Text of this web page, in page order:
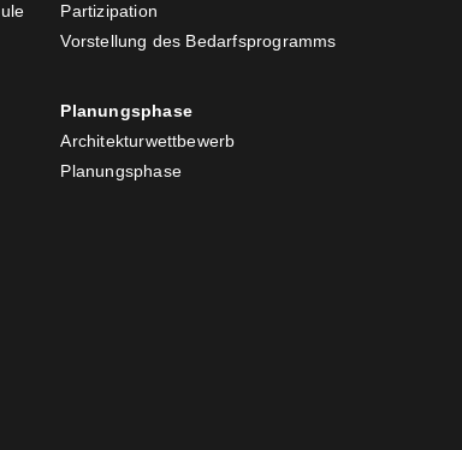
Partizipation
Vorstellung des Bedarfsprogramms
Planungsphase
Architekturwettbewerb
Planungsphase